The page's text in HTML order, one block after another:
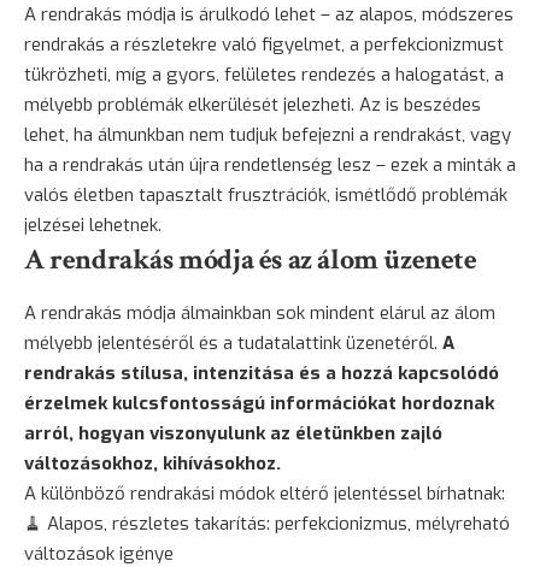
A rendrakás módja is árulkodó lehet – az alapos, módszeres
rendrakás a részletekre való figyelmet, a perfekcionizmust
tükrözheti, míg a gyors, felületes rendezés a halogatást, a
mélyebb problémák elkerülését jelezheti. Az is beszédes
lehet, ha álmunkban nem tudjuk befejezni a rendrakást, vagy
ha a rendrakás után újra rendetlenség lesz – ezek a minták a
valós életben tapasztalt frusztrációk, ismétlődő problémák
jelzései lehetnek.
A rendrakás módja és az álom üzenete
A rendrakás módja álmainkban sok mindent elárul az álom
mélyebb jelentéséről és a tudatalattink üzenetéről. A
rendrakás stílusa, intenzitása és a hozzá kapcsolódó
érzelmek kulcsfontosságú információkat hordoznak
arról, hogyan viszonyulunk az életünkben zajló
változásokhoz, kihívásokhoz.
A különböző rendrakási módok eltérő jelentéssel bírhatnak:
🧹 Alapos, részletes takarítás: perfekcionizmus, mélyreható
változások igénye